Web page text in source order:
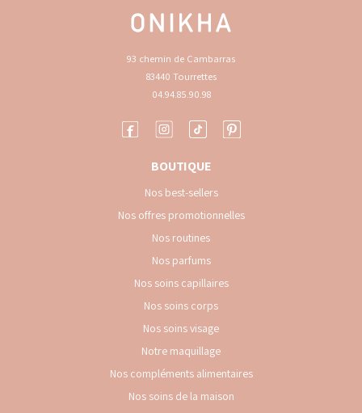
83440 Tourrettes
04.94.85.90.98
Nos best-sellers
Nos offres promotionnelles
Nos routines
Nos parfums
Nos soins capillaires
Nos soins corps
Nos soins visage
Notre maquillage
Nos compléments alimentaires
Nos soins de la maison
Nos bijoux